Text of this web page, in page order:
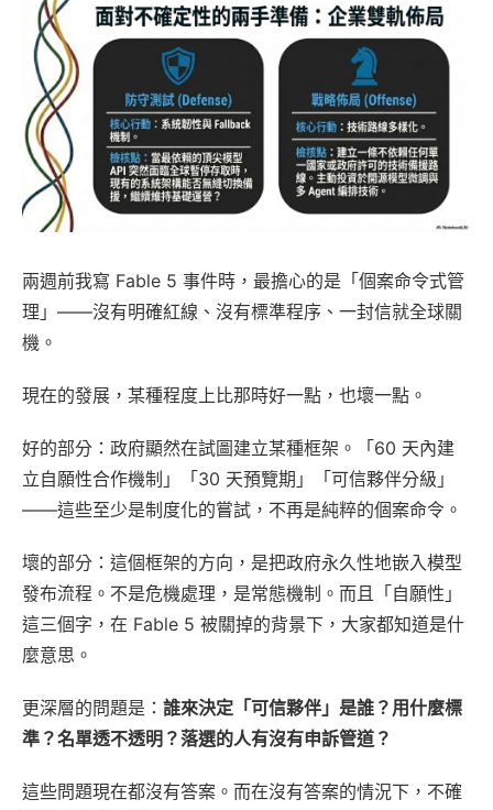
兩週前我寫 Fable 5 事件時，最擔心的是「個案命令式管
理」——沒有明確紅線、沒有標準程序、一封信就全球關
機。
現在的發展，某種程度上比那時好一點，也壞一點。
好的部分：政府顯然在試圖建立某種框架。「60 天內建
立自願性合作機制」「30 天預覽期」「可信夥伴分級」
——這些至少是制度化的嘗試，不再是純粹的個案命令。
壞的部分：這個框架的方向，是把政府永久性地嵌入模型
發布流程。不是危機處理，是常態機制。而且「自願性」
這三個字，在 Fable 5 被關掉的背景下，大家都知道是什
麼意思。
更深層的問題是： 誰來決定「可信夥伴」是誰？用什麼標
準？名單透不透明？落選的人有沒有申訴管道？
這些問題現在都沒有答案。而在沒有答案的情況下，不確